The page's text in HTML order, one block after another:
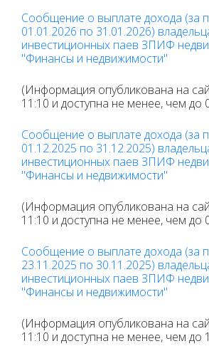
Сообщение о выплате дохода (за
01.01.2026 по 31.01.2026)
инвестиционных паев ЗПИФ
"Финансы и недвижимости"
(Информация опубликована на
11:10 и доступна не менее, чем до
Сообщение о выплате дохода (за
01.12.2025 по 31.12.2025)
инвестиционных паев ЗПИФ
"Финансы и недвижимости"
(Информация опубликована на
11:10 и доступна не менее, чем до
Сообщение о выплате дохода (за
23.11.2025 по 30.11.2025)
инвестиционных паев ЗПИФ
"Финансы и недвижимости"
(Информация опубликована на
11:10 и доступна не менее, чем до